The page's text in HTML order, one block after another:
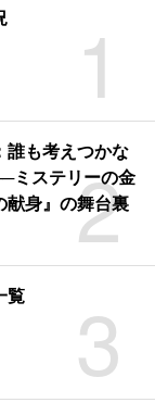
1
2
誰も考えつかな
ミステリーの金
献身』の舞台裏
3
覧